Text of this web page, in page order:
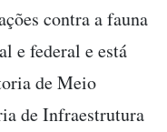
contra a fauna
e federal e está
de Meio
de Infraestrutura